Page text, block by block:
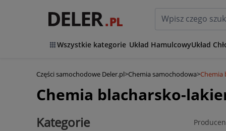
Wszystkie kategorie Układ HamulcowyUkład
Części samochodowe Deler.pl>Chemia samochodowa>Chemia
Chemia blacharsko-
Kategorie